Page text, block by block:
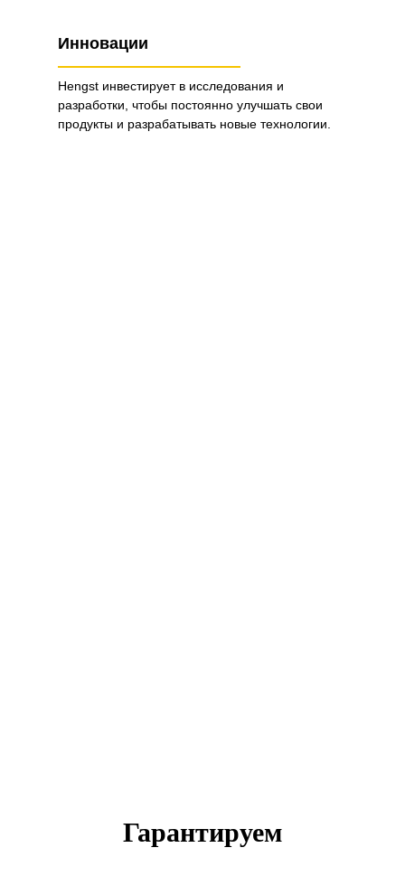
Инновации
Hengst инвестирует в исследования и
разработки, чтобы постоянно улучшать свои
продукты и разрабатывать новые технологии.
Гарантируем